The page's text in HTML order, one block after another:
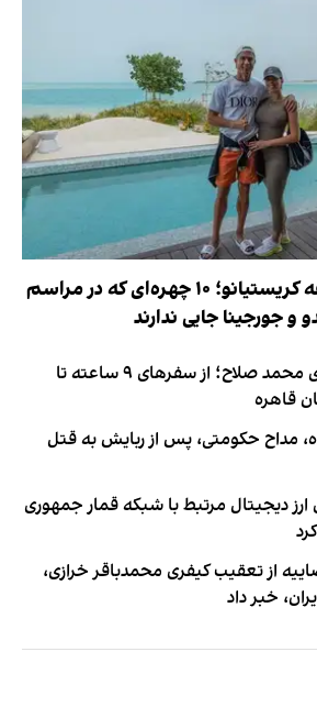
لیست ممنوعه کریستیانو؛ ۱۰ چهره‌ای که در مراسم
و جورجینا جایی ندارند
روایت فداکاری‌های محمد صلاح؛ از سفرهای ۹ ساعته تا
قاهره
مداح حکومتی، پس از ربایش به قتل
ارز دیجیتال مرتبط با شبکه قمار جمهوری
از تعقیب کیفری محمدباقر خرازی،
خبر داد